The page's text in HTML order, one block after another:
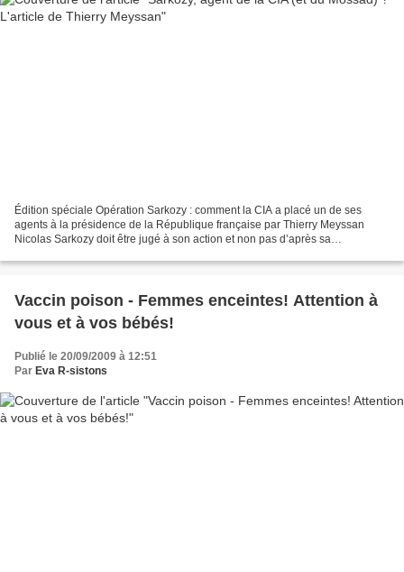
Édition spéciale Opération Sarkozy : comment la CIA a placé un de ses
agents à la présidence de la République française par Thierry Meyssan
Nicolas Sarkozy doit être jugé à son action et non pas d’après sa
Vaccin poison - Femmes enceintes! Attention à
vous et à vos bébés!
Publié le 20/09/2009 à 12:51
Par Eva R-sistons